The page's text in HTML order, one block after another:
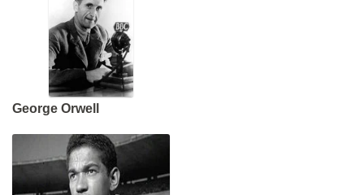
George Orwell